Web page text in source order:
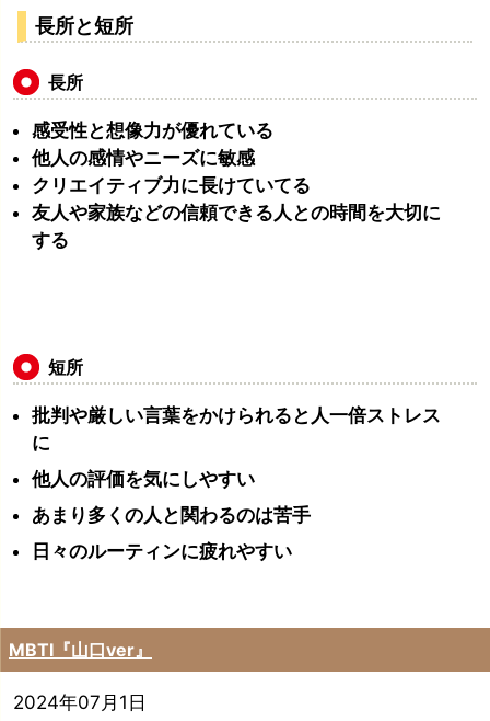
長所と短所
長所
感受性と想像力が優れている
他人の感情やニーズに敏感
クリエイティブ力に長けていてる
友人や家族などの信頼できる人との時間を大切に
する
短所
批判や厳しい言葉をかけられると人一倍ストレス
に
他人の評価を気にしやすい
あまり多くの人と関わるのは苦手
日々のルーティンに疲れやすい
MBTI『山口ver』
2024年07月1日